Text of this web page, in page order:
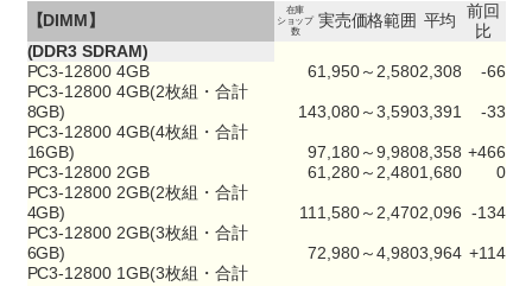
【DIMM】
在庫
ショップ
数
実売価格範囲 平均
前回
比
(DDR3 SDRAM)
PC3-12800 4GB
61,950～2,5802,308
-66
PC3-12800 4GB(2枚組・合計
8GB)
143,080～3,5903,391
-33
PC3-12800 4GB(4枚組・合計
16GB)
97,180～9,9808,358 +466
PC3-12800 2GB
61,280～2,4801,680
0
PC3-12800 2GB(2枚組・合計
4GB)
11 1,580～2,4702,096 -134
PC3-12800 2GB(3枚組・合計
6GB)
72,980～4,9803,964 +114
PC3-12800 1GB(3枚組・合計